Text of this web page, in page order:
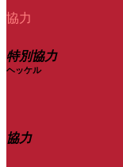
協力
特別協力
ヘッケル
協力